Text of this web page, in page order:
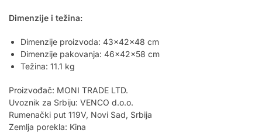
Dimenzije i težina:
Dimenzije proizvoda: 43x42x48 cm
Dimenzije pakovanja: 46x42x58 cm
Težina: 11.1 kg
Proizvođač: MONI TRADE LTD.
Uvoznik za Srbiju: VENCO d.o.o.
Rumenački put 119V, Novi Sad, Srbija
Zemlja porekla: Kina